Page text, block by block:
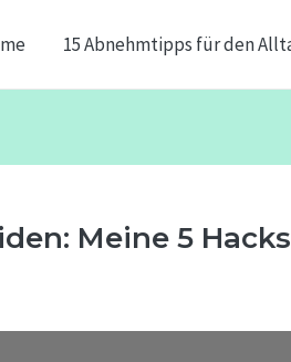
15 Abnehmtipps für den
Meine 5